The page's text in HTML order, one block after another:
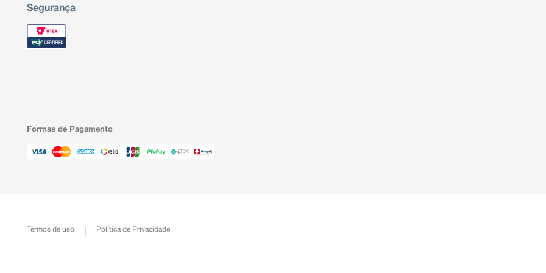
Segurança
Formas de Pagamento
Termos de uso Política de Privacidade